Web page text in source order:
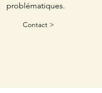
problématiques.
Contact >